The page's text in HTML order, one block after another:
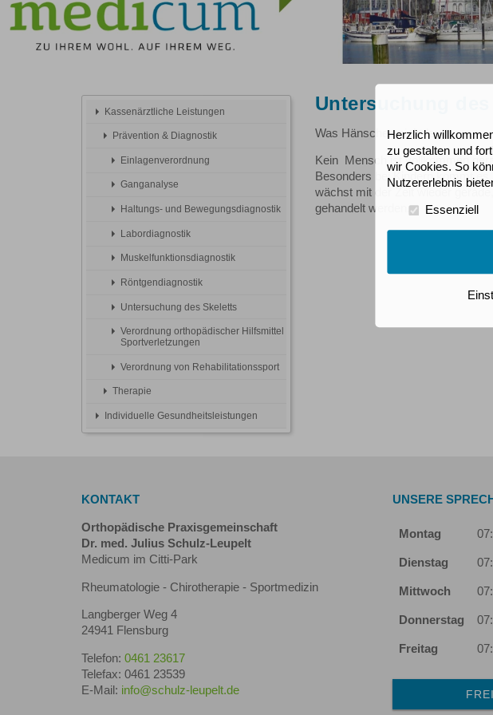
Kassenärztliche Leistungen
Prävention & Diagnostik
Einlagenverordnung
Ganganalyse
Haltungs- und Bewegungsdiagnostik
Labordiagnostik
Muskelfunktionsdiagnostik
Röntgendiagnostik
Untersuchung des Skeletts
Verordnung orthopädischer Hilfsmittel
Sportverletzungen
Verordnung von Rehabilitationssport
Therapie
Individuelle Gesundheitsleistungen
Untersuchung
Was Hänschen nicht lernt...
Kein Mensch ist vollkommen
Besonders bei Kindern kommt
wächst mit der Zeit wieder
gehandelt werden.
KONTAKT
Orthopädische Praxisgemeinschaft
Dr. med. Julius Schulz-Leupelt
Medicum im Citti-Park
Rheumatologie - Chirotherapie - Sportmedizin
Langberger Weg 4
24941 Flensburg
Telefon: 0461 23617
Telefax: 0461 23539
E-Mail: info@schulz-leupelt.de
UNSERE
Montag
Dienstag
Mittwoch
Donnerstag
Freitag
Herzlich
zu gestalten und
wir Cookies. So
Nutzererlebnis
Essenziell